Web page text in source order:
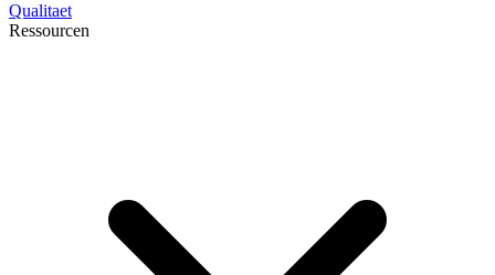
Qualitaet
Ressourcen